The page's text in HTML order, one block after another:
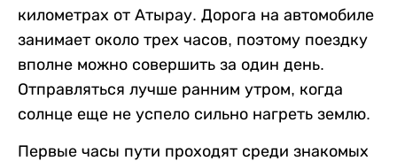
километрах от Атырау. Дорога на автомобиле
занимает около трех часов, поэтому поездку
вполне можно совершить за один день.
Отправляться лучше ранним утром, когда
солнце еще не успело сильно нагреть землю.
Первые часы пути проходят среди знакомых